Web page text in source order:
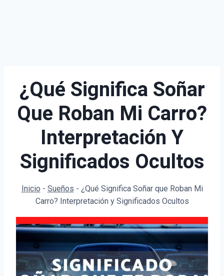
¿Qué Significa Soñar
Que Roban Mi Carro?
Interpretación Y
Significados Ocultos
Inicio - Sueños - ¿Qué Significa Soñar que Roban Mi
Carro? Interpretación y Significados Ocultos